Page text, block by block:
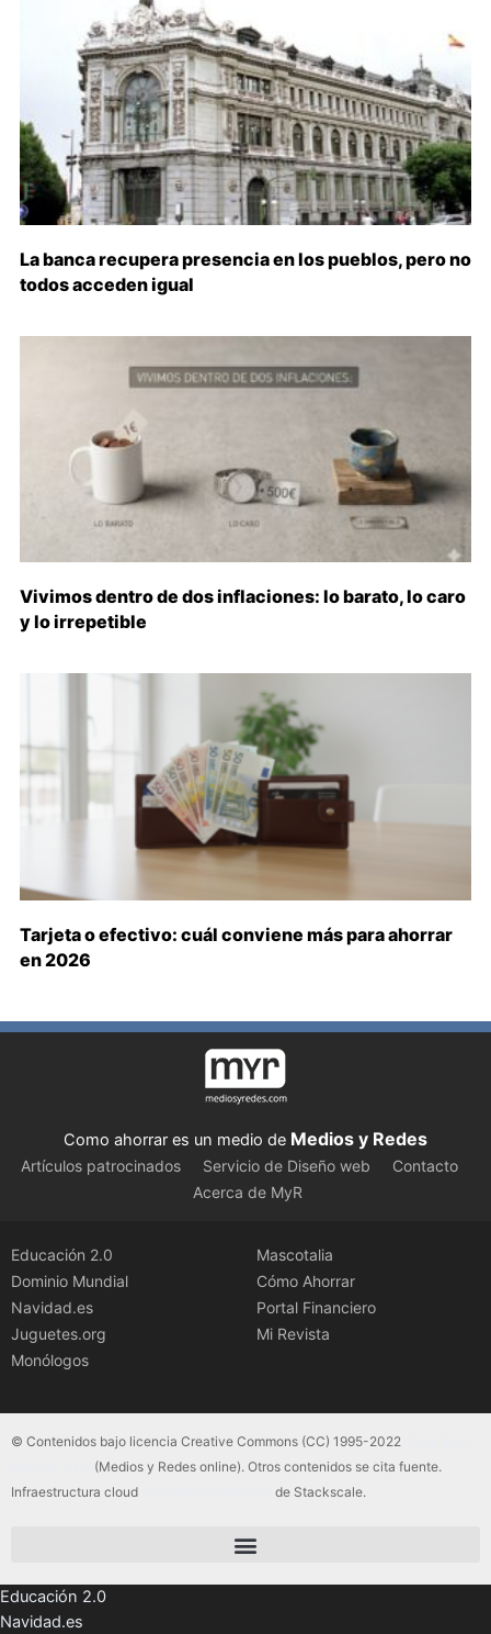
La banca recupera presencia en los pueblos, pero no
todos acceden igual
Vivimos dentro de dos inflaciones: lo barato, lo caro
y lo irrepetible
Tarjeta o efectivo: cuál conviene más para ahorrar
en 2026
Como ahorrar es un medio de Medios y Redes
Artículos patrocinados Servicio de Diseño web
Contacto
Acerca de MyR
Educación 2.0
Dominio Mundial
Navidad.es
Juguetes.org
Monólogos
Mascotalia
Cómo Ahorrar
Portal Financiero
Mi Revista
© Contenidos bajo licencia Creative Commons (CC) 1995-2022
(Medios y Redes online). Otros contenidos se cita fuente.
Infraestructura cloud
de Stackscale.
Educación 2.0
Navidad.es